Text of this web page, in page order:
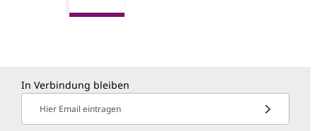
In Verbindung bleiben
Hier Email eintragen